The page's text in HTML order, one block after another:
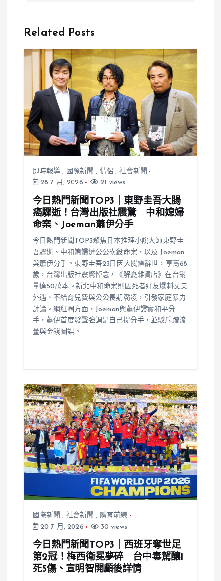
入侵台灣成首
Related Posts
即時報導 , 國際新聞 , 情侶 , 社會新聞
28 7 月, 2026
21 views
今日熱門新聞TOP3｜東野圭吾大腸
癌驟逝！台灣出版社震驚 中和媳婦
命案、Joeman蕭伊分手
今日熱門新聞TOP3聚焦日本推理小說大師東野圭
吾驟逝、中和媳婦遭公公砍殺命案，以及 Joeman
與蕭伊分手。東野圭吾23日因大腸癌辭世，享壽68
歲，台灣出版社震驚悼念，《解憂雜貨店》在台銷
量達50萬本。新北中和命案則因死者好友爆料丈夫
外遇、不給育兒費與公公長期霸凌，引發家庭暴力
討論。網紅圈方面，Joeman與蕭伊證實和平分
手，蕭伊首度發聲強調是自己提分手，並駁斥蹭流
量與金錢圖謀。
國際新聞 , 社會新聞 , 體育前線
20 7 月, 2026
30 views
今日熱門新聞TOP3｜西班牙奪世足
第2冠！梅西衛冕夢碎 台中毒駕釀1
死5傷、宣明智開顱後詳情